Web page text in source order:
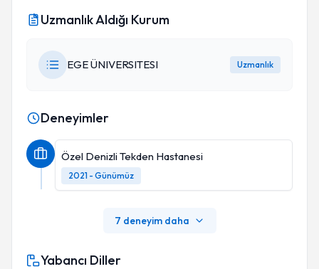
Uzmanlık Aldığı Kurum
EGE ÜNIVERSITESI Uzmanlık
Deneyimler
Özel Denizli Tekden Hastanesi
2021 - Günümüz
7 deneyim daha
Yabancı Diller